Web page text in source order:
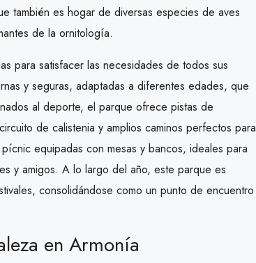
también es hogar de diversas especies de aves
de la ornitología.
para satisfacer las necesidades de todos sus
y seguras, adaptadas a diferentes edades, que
al deporte, el parque ofrece pistas de
de calistenia y amplios caminos perfectos para
equipadas con mesas y bancos, ideales para
y amigos. A lo largo del año, este parque es
consolidándose como un punto de encuentro
en Armonía